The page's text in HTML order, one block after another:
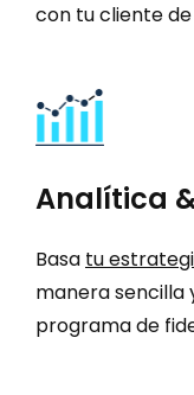
con tu cliente
Analítica
Basa tu
manera sencilla
programa de